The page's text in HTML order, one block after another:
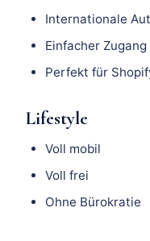
Internationale
Einfacher
Perfekt für
Lifestyle
Voll mobil
Voll frei
Ohne Bürokratie